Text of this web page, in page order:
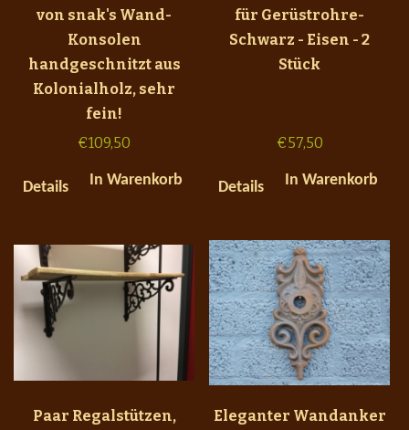
von snak's Wand-
Konsolen
handgeschnitzt aus
Kolonialholz, sehr
fein!
€109,50
Details In Warenkorb
für Gerüstrohre-
Schwarz - Eisen - 2
Stück
€57,50
Details In Warenkorb
Paar Regalstützen,
Eleganter Wandanker